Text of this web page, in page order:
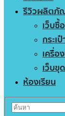
รีวิวผลิตภั
เว็บซื้
กระเ
เครื่อ
เว็บขุ
ห้องเรียน